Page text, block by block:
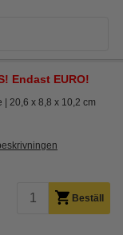
Endast EURO!
20,6 x 8,8 x 10,2 cm
Beställ